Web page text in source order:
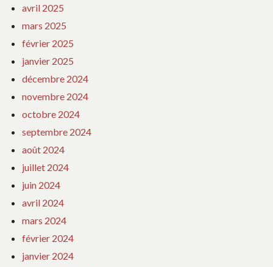
avril 2025
mars 2025
février 2025
janvier 2025
décembre 2024
novembre 2024
octobre 2024
septembre 2024
août 2024
juillet 2024
juin 2024
avril 2024
mars 2024
février 2024
janvier 2024